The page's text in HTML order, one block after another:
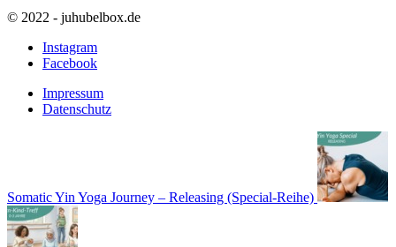
© 2022 - juhubelbox.de
Instagram
Facebook
Impressum
Datenschutz
Somatic Yin Yoga Journey – Releasing (Special-Reihe)